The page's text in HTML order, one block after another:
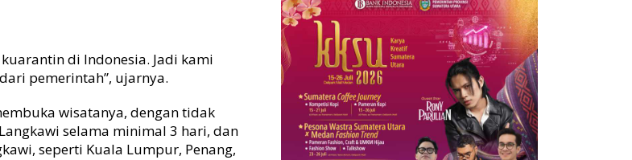
di Indonesia. Jadi kami
pemerintah”, ujarnya.
wisatanya, dengan tidak
selama minimal 3 hari, dan
seperti Kuala Lumpur, Penang,